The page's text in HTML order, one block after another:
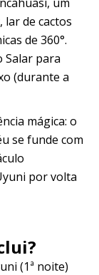
de cactos
de 360°.
Salar para
(durante a
mágica: o
se funde com
por volta
(1ª noite)